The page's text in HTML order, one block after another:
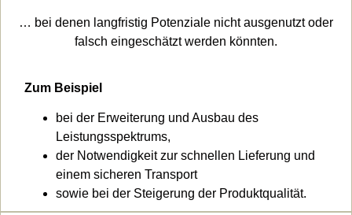
… bei denen langfristig Potenziale nicht ausgenutzt oder
falsch eingeschätzt werden könnten.
Zum Beispiel
bei der Erweiterung und Ausbau des
Leistungsspektrums,
der Notwendigkeit zur schnellen Lieferung und
einem sicheren Transport
sowie bei der Steigerung der Produktqualität.